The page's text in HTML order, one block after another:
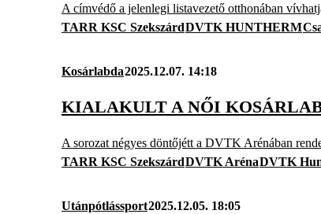
A címvédő a jelenlegi listavezető otthonában
TARR KSC SzekszárdDVTK HUNTHERM
Kosárlabda2025.12.07. 14:18
KIALAKULT A NŐI
A sorozat négyes döntőjétt a DVTK Arénában
TARR KSC SzekszárdDVTK ArénaDVTK
Utánpótlássport2025.12.05. 18:05